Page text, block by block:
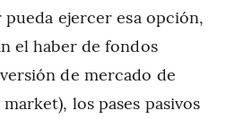
ejercer esa opción,
el haber de fondos
de mercado de
los pases pasivos